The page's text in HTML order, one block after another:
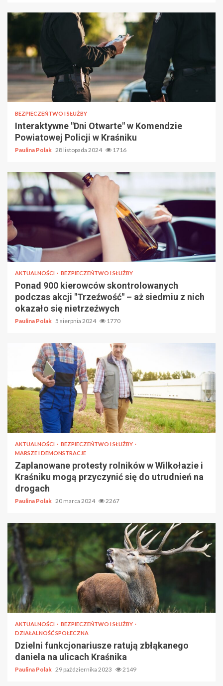
BEZPIECZEŃTWO I SŁUŻBY
Interaktywne "Dni Otwarte" w Komendzie
Powiatowej Policji w Kraśniku
Paulina Polak 28 listopada 2024 1716
AKTUALNOŚCI BEZPIECZEŃTWO I SŁUŻBY
Ponad 900 kierowców skontrolowanych
podczas akcji "Trzeźwość" – aż siedmiu z nich
okazało się nietrzeźwych
Paulina Polak 5 sierpnia 2024 1770
AKTUALNOŚCI
BEZPIECZEŃTWO I SŁUŻBY
MARSZE I DEMONSTRACJE
Zaplanowane protesty rolników w Wilkołazie i
Kraśniku mogą przyczynić się do utrudnień na
drogach
Paulina Polak 20 marca 2024 2267
AKTUALNOŚCI
BEZPIECZEŃTWO I SŁUŻBY
DZIAŁALNOŚĆ SPOŁECZNA
Dzielni funkcjonariusze ratują zbłąkanego
daniela na ulicach Kraśnika
Paulina Polak 29 października 2023 2149